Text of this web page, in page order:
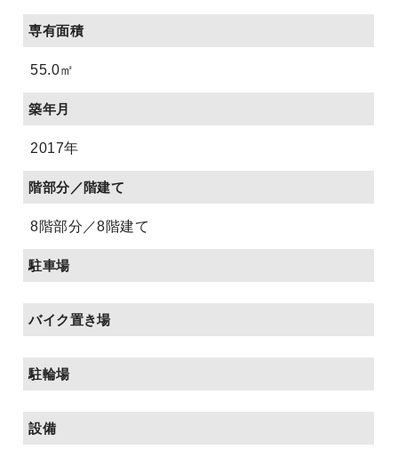
専有面積
55.0㎡
築年月
2017年
階部分／階建て
8階部分／8階建て
駐車場
バイク置き場
駐輪場
設備